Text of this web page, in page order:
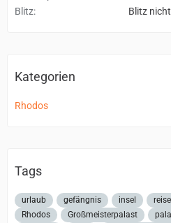
Blitz
Blitz
Kategorien
Rhodos
Tags
urlaub gefängnis insel reise
Rhodos
Großmeisterpalast